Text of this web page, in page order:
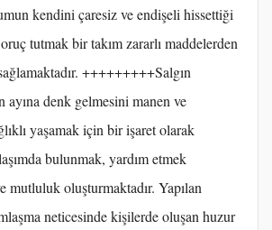
kendini çaresiz ve endişeli hissettiği
tutmak bir takım zararlı maddelerden
+++++++++Salgın
ayına denk gelmesini manen ve
yaşamak için bir işaret olarak
bulunmak, yardım etmek
mutluluk oluşturmaktadır. Yapılan
neticesinde kişilerde oluşan huzur